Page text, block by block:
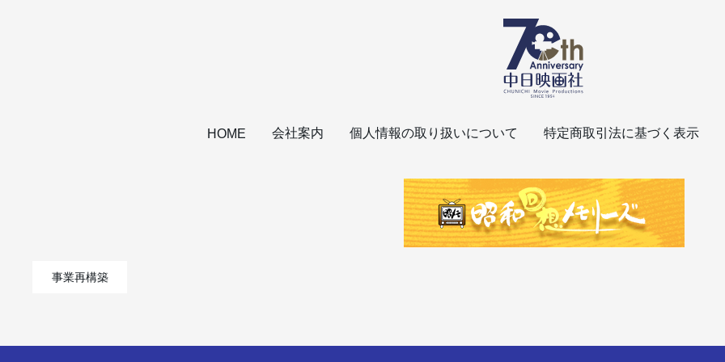
HOME 会社案内 個人情報の取り扱いについて 特定商取引法に基づく表示
事業再構築